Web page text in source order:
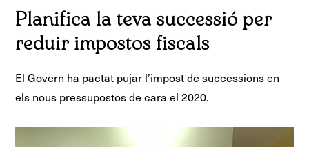
Planifica la teva successió per
reduir impostos fiscals
El Govern ha pactat pujar l’impost de successions en
els nous pressupostos de cara el 2020.